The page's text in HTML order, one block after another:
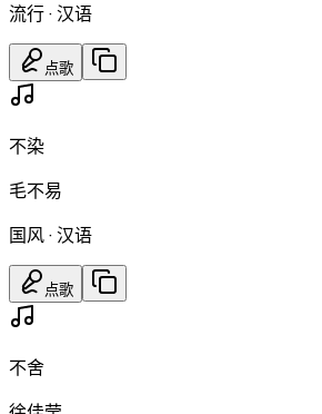
流行·汉语
点歌
不染
毛不易
国风·汉语
点歌
不舍